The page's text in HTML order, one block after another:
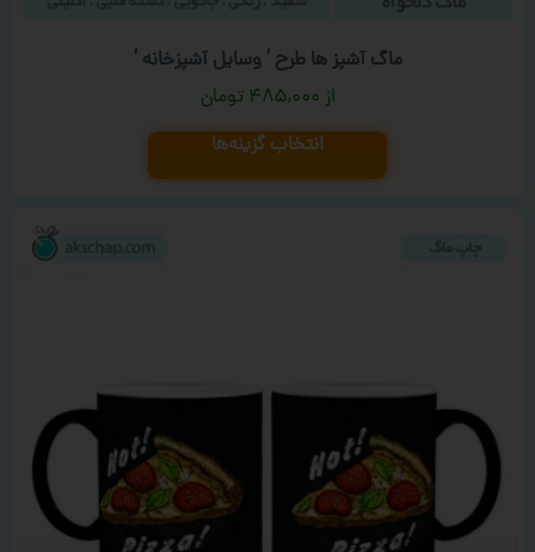
ماگ آشپز ها طرح ‘ وسایل آشپزخانه ‘
۴۸۵,۰۰۰ تومان
انتخاب گزینه‌ها